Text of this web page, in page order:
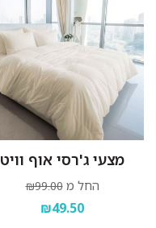
מצעי ג'רסי אוף וויט
החל מ ₪99.00
₪49.50